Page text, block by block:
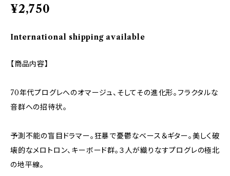
¥2,750
International shipping available
【商品内容】
70年代プログレへのオマージュ、そしてその進化形。フラクタルな
音群への招待状。
予測不能の盲目ドラマー。狂暴で憂鬱なベース＆ギター。美しく破
壊的なメロトロン、キーボード群。３人が織りなすプログレの極北
の地平線。